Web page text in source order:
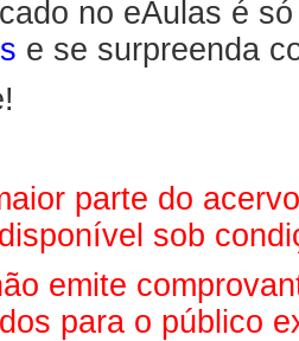
no eAulas é
e se surpreenda
parte do
sob
emite
para o público